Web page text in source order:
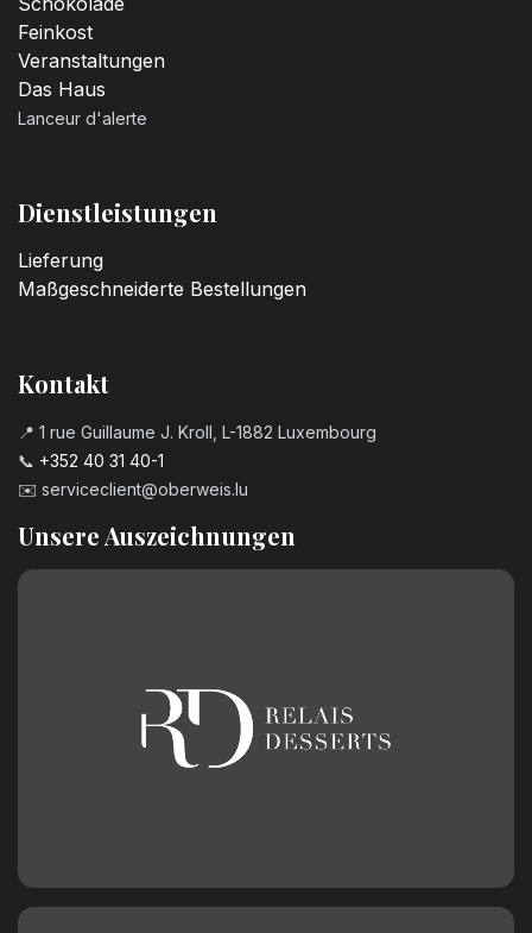
Feinkost
Veranstaltungen
Das Haus
Lanceur d'alerte
Dienstleistungen
Lieferung
Maßgeschneiderte Bestellungen
Kontakt
📍 1 rue Guillaume J. Kroll, L-1882 Luxembourg
📞 +352 40 31 40-1
✉️ serviceclient@oberweis.lu
Unsere Auszeichnungen